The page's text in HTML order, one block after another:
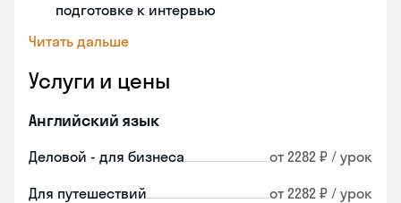
подготовке к интервью
Читать дальше
Услуги и цены
Английский язык
Деловой - для бизнеса от 2282 ₽ / урок
Для путешествий от 2282 ₽ / урок